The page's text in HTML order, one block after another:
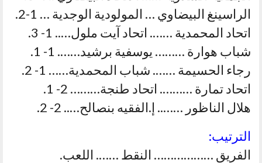
الراسينغ البيضاوي … المولودية الوجدية … 1-2.
اتحاد المحمدية ……. اتحاد آيت ملول….. 1- 3.
شباب هوارة ……… يوسفية برشيد……. 1- 1.
رجاء الحسيمة ……. شباب المحمدية…… 1- 2.
اتحاد تمارة ………. اتحاد طنجة……… 2- 1.
هلال الناظور …….. إ.الفقيه بنصالح….. 2- 2.
الترتيب:
الفريق ……………… النقط ……. اللعب.